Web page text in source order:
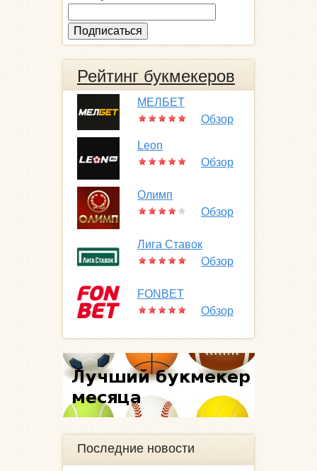
Рейтинг букмекеров
МЕЛБЕТ
Обзор
Leon
Обзор
Олимп
Обзор
Лига Ставок
Обзор
FONBET
Обзор
Последние новости